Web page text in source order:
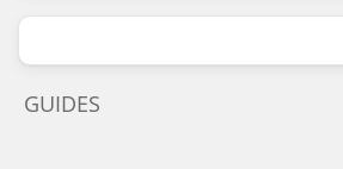
GUIDES